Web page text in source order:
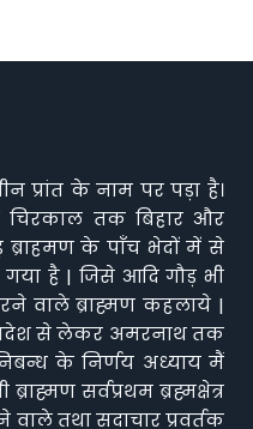
प्रांत के नाम पर पड़ा है।
चिरकाल तक बिहार और
ब्राहमण के पाँच भेदों में से
है | जिसे आदि गौड़ भी
वाले ब्राह्मण कहलाये |
से लेकर अमरनाथ तक
निबन्ध के निर्णय अध्याय मैं
सर्वप्रथम ब्रह्मक्षेत्र
तथा सदाचार प्रवर्तक